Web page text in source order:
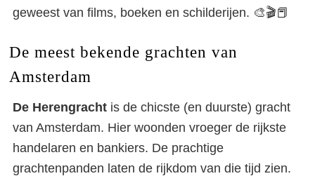
geweest van films, boeken en schilderijen. 🎨🎬📕
De meest bekende grachten van
Amsterdam
De Herengracht is de chicste (en duurste) gracht
van Amsterdam. Hier woonden vroeger de rijkste
handelaren en bankiers. De prachtige
grachtenpanden laten de rijkdom van die tijd zien.